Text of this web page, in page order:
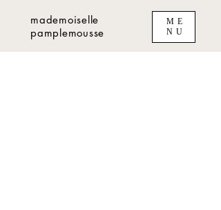
mademoiselle
pamplemousse
ME
NU